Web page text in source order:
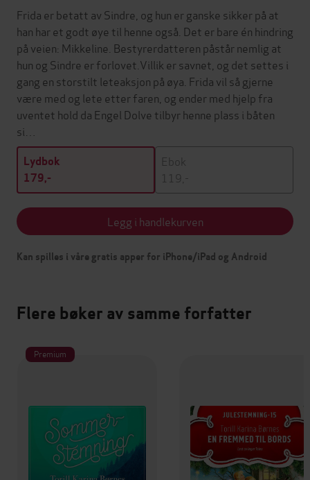
Frida er betatt av Sindre, og hun er ganske sikker på at
han har et godt øye til henne også. Det er bare én hindring
på veien: Mikkeline. Bestyrerdatteren påstår nemlig at
hun og Sindre er forlovet.Villik er savnet, og det settes i
gang en storstilt leteaksjon på øya. Frida vil så gjerne
være med og lete etter faren, og ender med hjelp fra
uventet hold da Engel Dolve tilbyr henne plass i båten
si…
Lydbok
179,-
Ebok
119,-
Legg i handlekurven
Kan spilles i våre gratis apper for iPhone/iPad og Android
Flere bøker av samme forfatter
Premium